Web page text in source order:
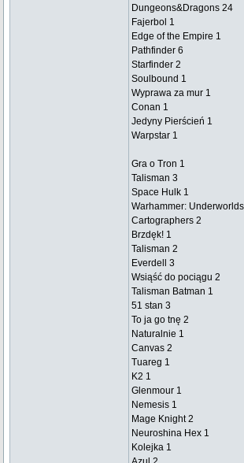
Dungeons&Dragons 24
Fajerbol 1
Edge of the Empire 1
Pathfinder 6
Starfinder 2
Soulbound 1
Wyprawa za mur 1
Conan 1
Jedyny Pierścień 1
Warpstar 1
Gra o Tron 1
Talisman 3
Space Hulk 1
Warhammer:
Cartographers 2
Brzdęk! 1
Talisman 2
Everdell 3
Wsiąść do pociągu 2
Talisman Batman 1
51 stan 3
To ja go tnę 2
Naturalnie 1
Canvas 2
Tuareg 1
K2 1
Glenmour 1
Nemesis 1
Mage Knight 2
Neuroshina Hex 1
Kolejka 1